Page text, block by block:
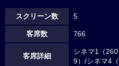
スクリーン数 5
客席数 766
客席詳細
シネマ1（
9）/シネマ4